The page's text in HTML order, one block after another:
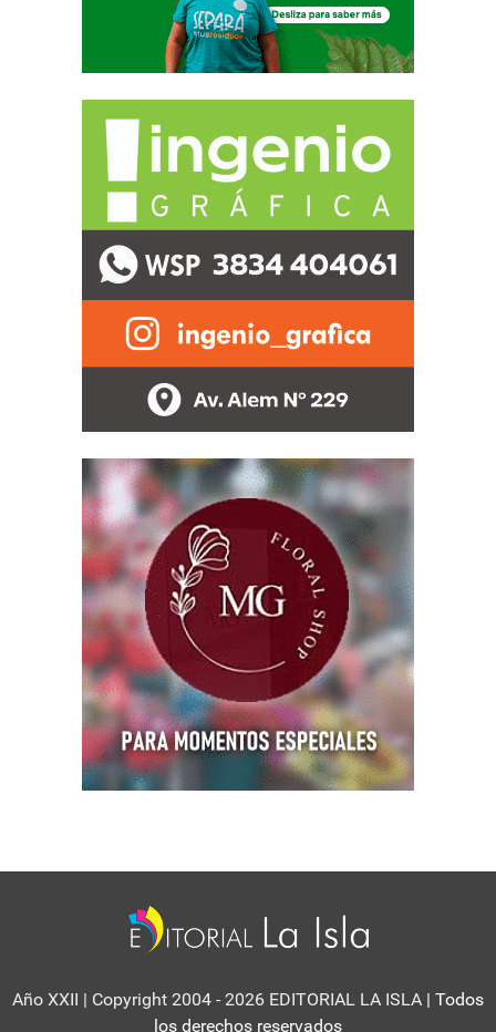
Año XXII | Copyright 2004 - 2026 EDITORIAL LA ISLA | Todos
los derechos reservados